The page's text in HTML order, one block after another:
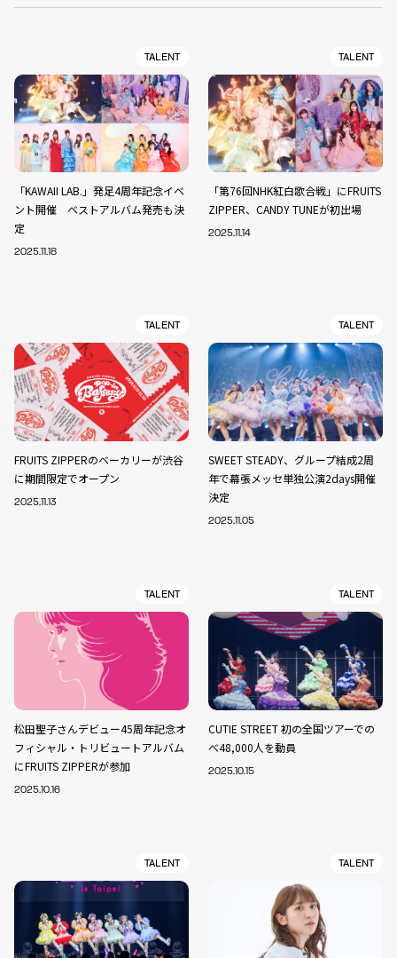
TALENT
「KAWAII LAB.」発足4周年記念イベ
ント開催 ベストアルバム発売も決
定
2025.11.18
TALENT
「第76回NHK紅白歌合戦」にFRUITS
ZIPPER、CANDY TUNEが初出場
2025.11.14
TALENT
FRUITS ZIPPERのベーカリーが渋谷
に期間限定でオープン
2025.11.13
TALENT
SWEET STEADY、グループ結成2周
年で幕張メッセ単独公演2days開催
決定
2025.11.05
TALENT
松田聖子さんデビュー45周年記念オ
フィシャル・トリビュートアルバム
にFRUITS ZIPPERが参加
2025.10.16
TALENT
CUTIE STREET 初の全国ツアーでの
べ48,000人を動員
2025.10.15
TALENT TALENT